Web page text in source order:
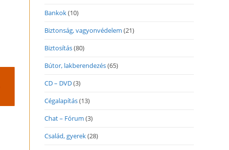
Bankok(10)
Biztonság, vagyonvédelem (21)
Biztosítás(80)
Bútor, lakberendezés(65)
CD – DVD(3)
Cégalapítás(13)
Chat – Fórum (3)
Család, gyerek(28)